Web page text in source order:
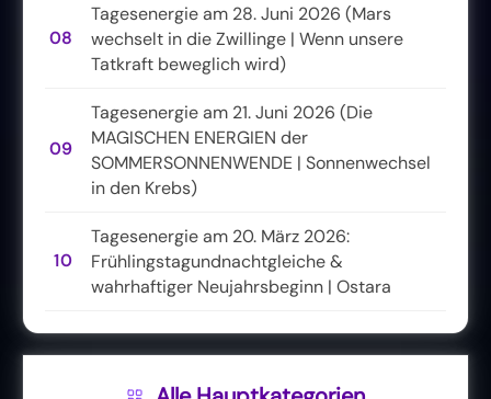
08
Tagesenergie am 28. Juni 2026 (Mars
wechselt in die Zwillinge | Wenn unsere
Tatkraft beweglich wird)
09
Tagesenergie am 21. Juni 2026 (Die
MAGISCHEN ENERGIEN der
SOMMERSONNENWENDE | Sonnenwechsel
in den Krebs)
10
Tagesenergie am 20. März 2026:
Frühlingstagundnachtgleiche &
wahrhaftiger Neujahrsbeginn | Ostara